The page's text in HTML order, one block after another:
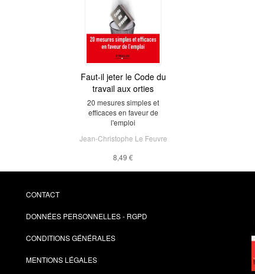
Faut-il jeter le Code du
travail aux orties
20 mesures simples et
efficaces en faveur de
l'emploi
Jean-Christophe Le Feuvre
8,49 €
CONTACT
DONNÉES PERSONNELLES - RGPD
CONDITIONS GÉNÉRALES
MENTIONS LÉGALES